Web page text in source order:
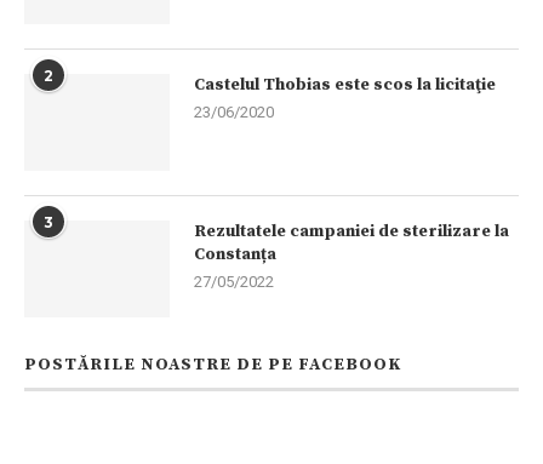
2 Castelul Thobias este scos la licitaţie
23/06/2020
3
Rezultatele campaniei de sterilizare la
Constanța
27/05/2022
POSTĂRILE NOASTRE DE PE FACEBOOK